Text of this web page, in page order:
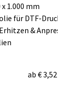
x 1.000 mm
für DTF-
Erhitzen &
ab € 3,52